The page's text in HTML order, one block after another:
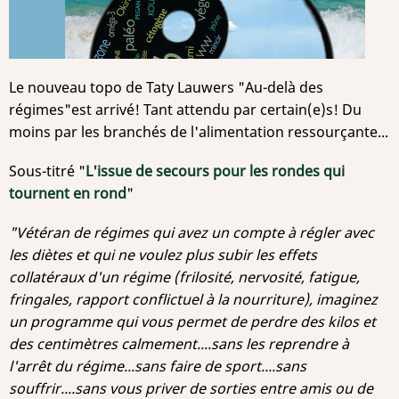
Le nouveau topo de Taty Lauwers "Au-delà des
régimes"est arrivé! Tant attendu par certain(e)s! Du
moins par les branchés de l'alimentation ressourçante...
Sous-titré "L'issue de secours pour les rondes qui
tournent en rond"
"Vétéran de régimes qui avez un compte à régler avec
les diètes et qui ne voulez plus subir les effets
collatéraux d'un régime (frilosité, nervosité, fatigue,
fringales, rapport conflictuel à la nourriture), imaginez
un programme qui vous permet de perdre des kilos et
des centimètres calmement....sans les reprendre à
l'arrêt du régime...sans faire de sport....sans
souffrir....sans vous priver de sorties entre amis ou de